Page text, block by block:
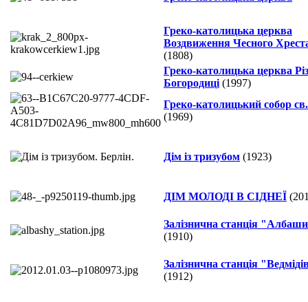
Греко-католицька церква
Воздвиження Чесного
(1808)
Греко-католицька церква
Богородиці (1997)
Греко-католицький собор
(1969)
Дім із тризубом (1923)
ДІМ МОЛОДІ В CІДНЕЇ
Залізнична станція
(1910)
Залізнична станція
(1912)